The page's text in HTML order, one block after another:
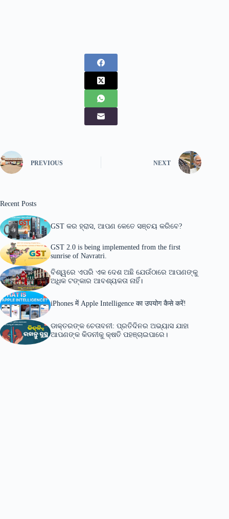
PREVIOUS NEXT
Recent Posts
GST କର ହ୍ରାସ, ଆପଣ କେତେ ସଞ୍ଚୟ କରିବେ?
GST 2.0 is being implemented from the first
sunrise of Navratri.
ବିଶ୍ୱରେ ଏପରି ଏକ ଦେଶ ଅଛି ଯେଉଁଠାରେ ଆପଣଙ୍କୁ
ଅଧିକ ଟଙ୍କାର ଆବଶ୍ୟକତା ନାହିଁ।
iPhones में Apple Intelligence का उपयोग कैसे करें!
ଡାକ୍ତରଙ୍କ ଚେତାବନୀ: ପ୍ରତିଦିନର ଅଭ୍ୟାସ ଯାହା
ଆପଣଙ୍କ କିଡନୀକୁ କ୍ଷତି ପହଞ୍ଚାଇପାରେ।